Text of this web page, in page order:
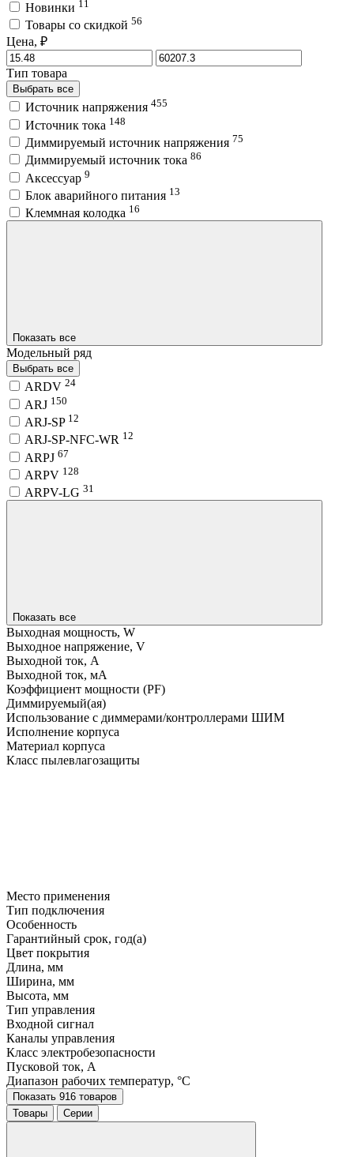
Новинки 11
Товары со скидкой 56
Цена, ₽
Тип товара
Выбрать все
Источник напряжения 455
Источник тока 148
Диммируемый источник напряжения 75
Диммируемый источник тока 86
Аксессуар 9
Блок аварийного питания 13
Клеммная колодка 16
Показать все
Модельный ряд
Выбрать все
ARDV 24
ARJ 150
ARJ-SP 12
ARJ-SP-NFC-WR 12
ARPJ 67
ARPV 128
ARPV-LG 31
Показать все
Выходная мощность, W
Выходное напряжение, V
Выходной ток, A
Выходной ток, мA
Коэффициент мощности (PF)
Диммируемый(ая)
Использование с диммерами/контроллерами ШИМ
Исполнение корпуса
Материал корпуса
Класс пылевлагозащиты
Место применения
Тип подключения
Особенность
Гарантийный срок, год(а)
Цвет покрытия
Длина, мм
Ширина, мм
Высота, мм
Тип управления
Входной сигнал
Каналы управления
Класс электробезопасности
Пусковой ток, A
Диапазон рабочих температур, °C
Показать 916 товаров
Товары
Серии